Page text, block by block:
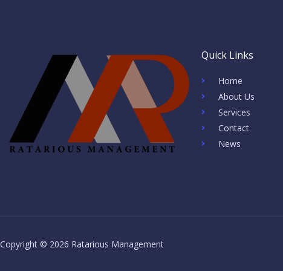
Quick Links
Home
About Us
Services
Contact
News
Copyright © 2026 Ratarious Management